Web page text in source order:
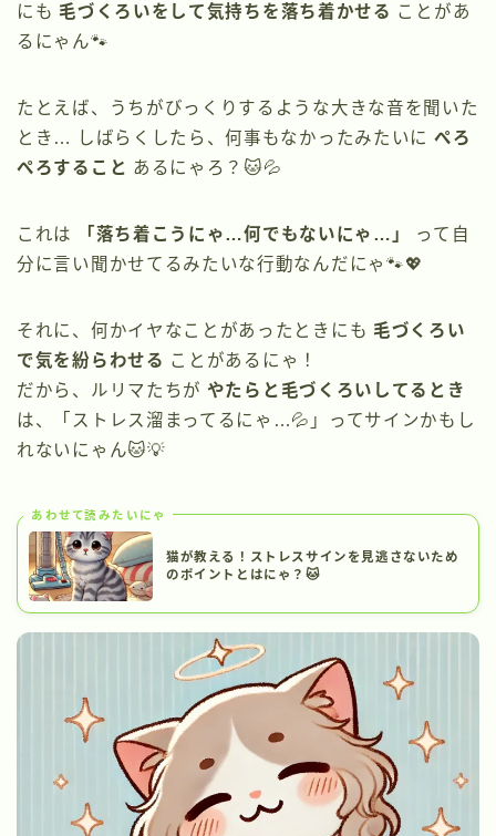
にも毛づくろいをして気持ちを落ち着かせる ことがあ
るにゃん🐾
たとえば、うちがびっくりするような大きな音を聞いた
とき… しばらくしたら、何事もなかったみたいに ぺろ
ぺろすること あるにゃろ？🐱💦
これは 「落ち着こうにゃ…何でもないにゃ…」
って自
分に言い聞かせてるみたいな行動なんだにゃ🐾💖
それに、何かイヤなことがあったときにも 毛づくろい
で気を紛らわせる ことがあるにゃ！
だから、ルリマたちが やたらと毛づくろいしてるとき
は、「ストレス溜まってるにゃ…💦」ってサインかもし
れないにゃん🐱💡
あわせて読みたいにゃ
猫が教える！ストレスサインを見逃さないため
のポイントとはにゃ？🐱